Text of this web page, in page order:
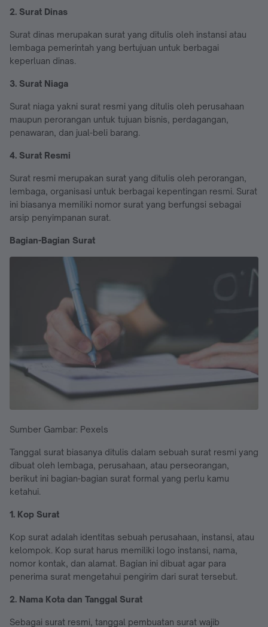
2. Surat Dinas
Surat dinas merupakan surat yang ditulis oleh instansi atau
lembaga pemerintah yang bertujuan untuk berbagai
keperluan dinas.
3. Surat Niaga
Surat niaga yakni surat resmi yang ditulis oleh perusahaan
maupun perorangan untuk tujuan bisnis, perdagangan,
penawaran, dan jual-beli barang.
4. Surat Resmi
Surat resmi merupakan surat yang ditulis oleh perorangan,
lembaga, organisasi untuk berbagai kepentingan resmi. Surat
ini biasanya memiliki nomor surat yang berfungsi sebagai
arsip penyimpanan surat.
Bagian-Bagian Surat
Sumber Gambar: Pexels
Tanggal surat biasanya ditulis dalam sebuah surat resmi yang
dibuat oleh lembaga, perusahaan, atau perseorangan,
berikut ini bagian-bagian surat formal yang perlu kamu
ketahui.
1. Kop Surat
Kop surat adalah identitas sebuah perusahaan, instansi, atau
kelompok. Kop surat harus memiliki logo instansi, nama,
nomor kontak, dan alamat. Bagian ini dibuat agar para
penerima surat mengetahui pengirim dari surat tersebut.
2. Nama Kota dan Tanggal Surat
Sebagai surat resmi, tanggal pembuatan surat wajib